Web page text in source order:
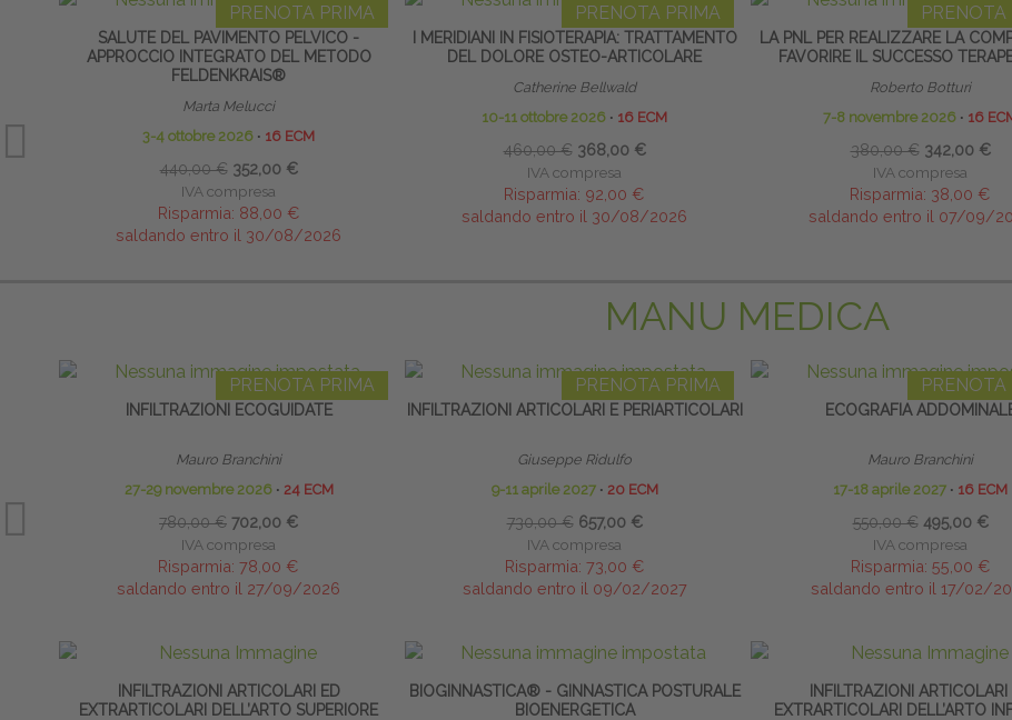
PRENOTA PRIMA
SALUTE DEL PAVIMENTO PELVICO -
APPROCCIO INTEGRATO DEL METODO
FELDENKRAIS®
Marta Melucci
3-4 ottobre 2026 ∙ 16 ECM
440,00 € 352,00 €
IVA compresa
Risparmia: 88,00 €
saldando entro il 30/08/2026
PRENOTA PRIMA
I MERIDIANI IN FISIOTERAPIA: TRATTAMENTO
DEL DOLORE OSTEO-ARTICOLARE
Catherine Bellwald
10-11 ottobre 2026 ∙ 16 ECM
460,00 € 368,00 €
IVA compresa
Risparmia: 92,00 €
saldando entro il 30/08/2026
PRENOTA
LA PNL PER REALIZZARE LA
FAVORIRE IL SUCCESSO
Roberto Botturi
7-8 novembre 2026 ∙ 16
380,00 € 342,00 €
IVA compresa
Risparmia: 38,00 €
saldando entro il 07/09/
MANU MEDICA
PRENOTA PRIMA
INFILTRAZIONI ECOGUIDATE
Mauro Branchini
27-29 novembre 2026 ∙ 24 ECM
780,00 € 702,00 €
IVA compresa
Risparmia: 78,00 €
saldando entro il 27/09/2026
PRENOTA PRIMA
INFILTRAZIONI ARTICOLARI E PERIARTICOLARI
Giuseppe Ridulfo
9-11 aprile 2027 ∙ 20 ECM
730,00 € 657,00 €
IVA compresa
Risparmia: 73,00 €
saldando entro il 09/02/2027
PRENOTA
ECOGRAFIA
Mauro Branchini
17-18 aprile 2027 ∙ 16 ECM
550,00 € 495,00 €
IVA compresa
Risparmia: 55,00 €
saldando entro il 17/02/
INFILTRAZIONI ARTICOLARI ED
EXTRARTICOLARI DELL’ARTO SUPERIORE
BIOGINNASTICA® - GINNASTICA POSTURALE
BIOENERGETICA
INFILTRAZIONI ARTICOLARI
EXTRARTICOLARI DELL’ARTO